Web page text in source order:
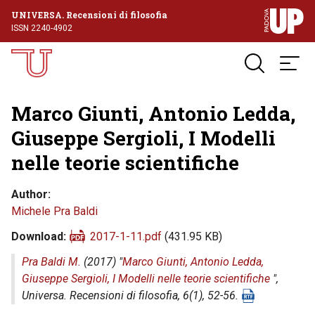
UNIVERSA. Recensioni di filosofia
ISSN 2240-4902
Marco Giunti, Antonio Ledda,
Giuseppe Sergioli, I Modelli
nelle teorie scientifiche
Author
Michele Pra Baldi
Download
2017-1-11.pdf (431.95 KB)
Pra Baldi M. (2017) "Marco Giunti, Antonio Ledda,
Giuseppe Sergioli, I Modelli nelle teorie scientifiche ",
Universa. Recensioni di filosofia, 6(1), 52-56.